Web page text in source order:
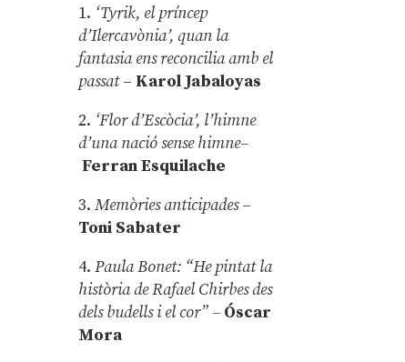
1. ‘Tyrik, el príncep
d’Ilercavònia’, quan la
fantasia ens reconcilia amb el
passat– Karol Jabaloyas
2. ‘Flor d’Escòcia’, l’himne
d’una nació sense himne–
Ferran Esquilache
3.Memòries anticipades–
Toni Sabater
4.Paula Bonet: “He pintat la
història de Rafael Chirbes des
dels budells i el cor” – Óscar
Mora